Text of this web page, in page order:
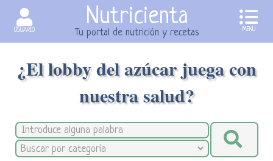
USUARIO
Nutricienta
Tu portal de nutrición y recetas MENU
¿El lobby del azúcar juega con
nuestra salud?